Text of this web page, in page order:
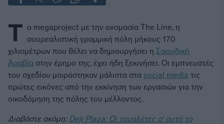
Τ ο megaproject με την ονομασία The Line, η
σουρεαλιστική γραμμική πόλη μήκους 170
χιλιομέτρων που θέλει να δημιουργήσει η Σαουδική
Αραβία στην έρημο της, έχει ήδη ξεκινήσει. Οι εμπνευστές
του σχεδίου μοιράστηκαν μάλιστα στα social media τις
πρώτες εικόνες από την εκκίνηση των εργασιών για την
οικοδόμηση της πόλης του μέλλοντος.
Διαβάστε ακόμη: Deji Plaza: Οι τουαλέτες σ' αυτό το